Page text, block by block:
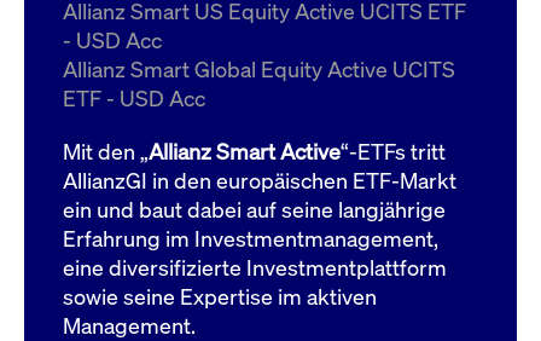
Allianz Smart US Equity Active UCITS ETF
- USD Acc
Allianz Smart Global Equity Active UCITS
ETF - USD Acc
Mit den „Allianz Smart Active“-ETFs tritt
AllianzGI in den europäischen ETF-Markt
ein und baut dabei auf seine langjährige
Erfahrung im Investmentmanagement,
eine diversifizierte Investmentplattform
sowie seine Expertise im aktiven
Management.
ApplicationGatewayAffinityCORS
boerse.com